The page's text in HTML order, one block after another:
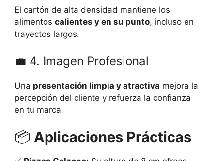
El cartón de alta densidad mantiene los
alimentos calientes y en su punto, incluso en
trayectos largos.
💼 4. Imagen Profesional
Una presentación limpia y atractiva mejora la
percepción del cliente y refuerza la confianza
en tu marca.
📦 Aplicaciones Prácticas